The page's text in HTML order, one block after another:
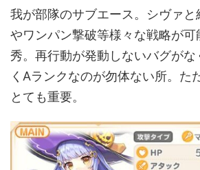
我が部隊のサブエース。シヴァ
やワンパン撃破等様々な戦略が
秀。再行動が発動しないバグが
くAランクなのが勿体ない所。た
とても重要。